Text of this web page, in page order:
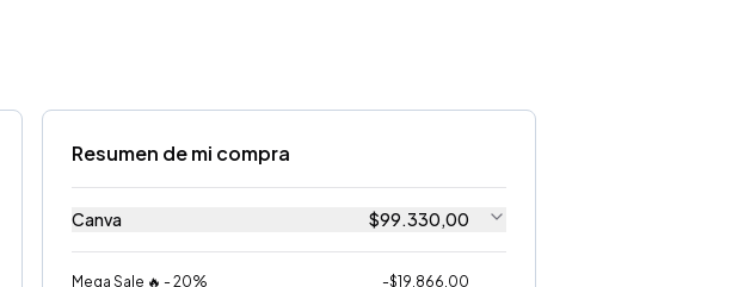
Resumen de mi compra
Canva $99.330,00
Mega Sale 🔥 - 20% -$19.866,00